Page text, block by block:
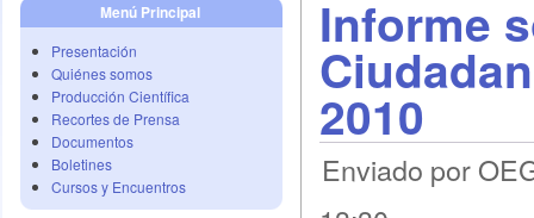
Menú Principal
Presentación
Quiénes somos
Producción Científica
Recortes de Prensa
Documentos
Boletines
Cursos y Encuentros
Informe
2010
Enviado por